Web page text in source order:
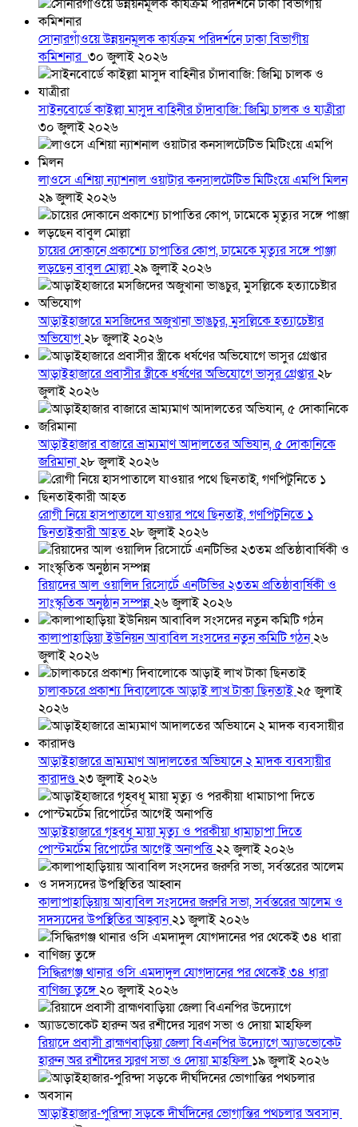
সোনারগাঁওয়ে উন্নয়নমূলক কার্যক্রম পরিদর্শনে ঢাকা বিভাগীয়
কমিশনার ৩০ জুলাই ২০২৬
সাইনবোর্ডে কাইল্লা মাসুদ বাহিনীর চাঁদাবাজি: জিম্মি চালক ও যাত্রীরা
৩০ জুলাই ২০২৬
লাওসে এশিয়া ন্যাশনাল ওয়াটার কনসালটেটিভ মিটিংয়ে এমপি মিলন
২৯ জুলাই ২০২৬
চায়ের দোকানে প্রকাশ্যে চাপাতির কোপ, ঢামেকে মৃত্যুর সঙ্গে পাঞ্জা
লড়ছেন বাবুল মোল্লা২৯ জুলাই ২০২৬
আড়াইহাজারে মস‌জি‌দের অজুখানা ভাঙচুর, মুসল্লিকে হত্যাচেষ্টার
অভিযোগ২৮ জুলাই ২০২৬
আড়াইহাজারে প্রবাসীর স্ত্রীকে ধর্ষণের অভিযোগে ভাসুর গ্রেপ্তার২৮
জুলাই ২০২৬
আড়াইহাজার বাজারে ভ্রাম্যমাণ আদালতের অভিযান, ৫ দোকানিকে
জরিমানা২৮ জুলাই ২০২৬
রোগী নিয়ে হাসপাতালে যাওয়ার পথে ছিনতাই, গণপিটুনিতে ১
ছিনতাইকারী আহত২৮ জুলাই ২০২৬
রিয়াদের আল ওয়ালিদ রিসোর্টে এনটিভির ২৩তম প্রতিষ্ঠাবার্ষিকী ও
সাংস্কৃতিক অনুষ্ঠান সম্পন্ন২৬ জুলাই ২০২৬
কালাপাহাড়িয়া ইউনিয়ন আবাবিল সংসদের নতুন কমিটি গঠন২৬
জুলাই ২০২৬
চালাকচরে প্রকাশ্য দিবালোকে আড়াই লাখ টাকা ছিনতাই২৫ জুলাই
২০২৬
আড়াইহাজারে ভ্রাম্যমাণ আদালতের অভিযানে ২ মাদক ব্যবসায়ীর
কারাদণ্ড২৩ জুলাই ২০২৬
আড়াইহাজারে গৃহবধূ মায়া মৃত্যু ও পরকীয়া ধামাচাপা দিতে
পোস্টমর্টেম রিপোর্টের আগেই অনাপত্তি২২ জুলাই ২০২৬
কালাপাহাড়িয়ায় আবাবিল সংসদের জরুরি সভা, সর্বস্তরের আলেম ও
সদস্যদের উপস্থিতির আহ্বান২১ জুলাই ২০২৬
সিদ্ধিরগঞ্জ থানার ওসি এমদাদুল যোগদানের পর থেকেই ৩৪ ধারা
বাণিজ্য তুঙ্গে২০ জুলাই ২০২৬
রিয়াদে প্রবাসী ব্রাহ্মণবাড়িয়া জেলা বিএনপির উদ্যোগে অ্যাডভোকেট
হারুন অর রশীদের স্মরণ সভা ও দোয়া মাহফিল ১৯ জুলাই ২০২৬
আড়াইহাজার-পুরিন্দা সড়কে দীর্ঘদিনের ভোগান্তির পথচলার অবসান